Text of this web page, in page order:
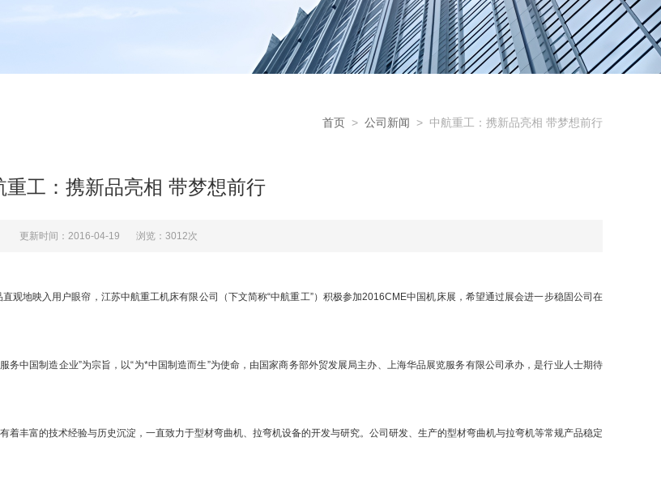
首页 > 公司新闻 > 中航重工：携新品亮相 带梦想前行
重工：携新品亮相 带梦想前行
更新时间：2016-04-19 浏览：3012次
地映入用户眼帘，江苏中航重工机床有限公司（下文简称“中航重工”）积极参加2016CME中国机床展，希望通过展会进一步稳固公司在
国制造企业”为宗旨，以“为*中国制造而生”为使命，由国家商务部外贸发展局主办、上海华品展览服务有限公司承办，是行业人士期待
富的技术经验与历史沉淀，一直致力于型材弯曲机、拉弯机设备的开发与研究。公司研发、生产的型材弯曲机与拉弯机等常规产品稳定